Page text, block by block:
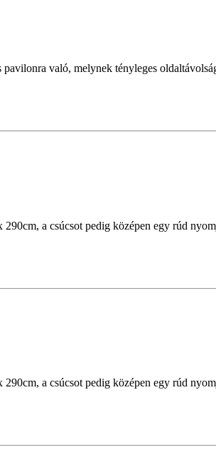
való, melynek tényleges
a csúcsot pedig középen egy rúd
a csúcsot pedig középen egy rúd